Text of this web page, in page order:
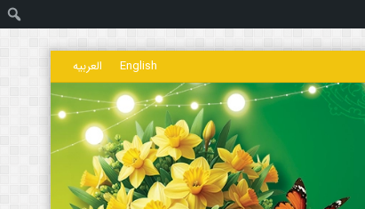
English العربیه